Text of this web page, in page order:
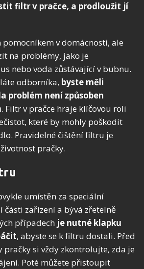
filtr v pračce, a prodloužit jí
pomocníkem v domácnosti, ale
na problémy, jako je
nebo voda zůstávající v bubnu.
odborníka, byste měli
problém není způsoben
. Filtr v pračce hraje klíčovou roli
které by mohly poškodit
Pravidelné čištění filtru je
pračky.
umístěn za speciální
části zařízení a bývá zřetelně
případech je nutné klapku
, abyste se k filtru dostali. Před
pračky si vždy zkontrolujte, zda je
Poté můžete přistoupit